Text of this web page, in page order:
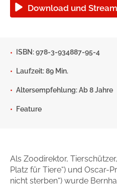
Man sieht
Gib dem Monster
Download und
ISBN: 978-3-934887-95-4
Laufzeit: 89 Min.
Altersempfehlung: Ab 8 Jahre
Feature
Als Zoodirektor,
Platz für Tiere“) und Oscar-
nicht sterben“) wurde